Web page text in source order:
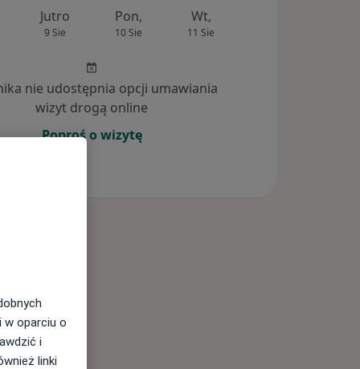
Jutro
9 Sie
Pon,
10 Sie
Wt,
11 Sie
nie udostępnia opcji umawiania
wizyt drogą online
Poproś o wizytę
w oparciu o
i
linki